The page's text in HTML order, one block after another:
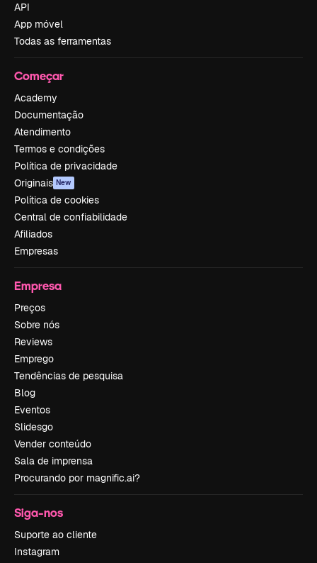
API
App móvel
Todas as ferramentas
Começar
Academy
Documentação
Atendimento
Termos e condições
Política de privacidade
Originais New
Política de cookies
Central de confiabilidade
Afiliados
Empresas
Empresa
Preços
Sobre nós
Reviews
Emprego
Tendências de pesquisa
Blog
Eventos
Slidesgo
Vender conteúdo
Sala de imprensa
Procurando por magnific.ai?
Siga-nos
Suporte ao cliente
Instagram